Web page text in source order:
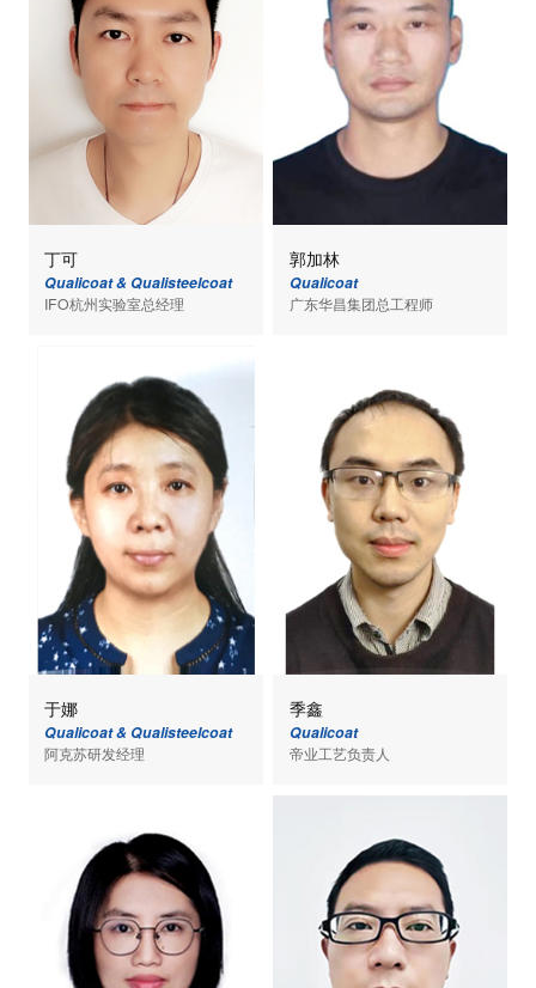
丁可
Qualicoat & Qualisteelcoat
IFO杭州实验室总经理
郭加林
Qualicoat
广东华昌集团总工程师
于娜
Qualicoat & Qualisteelcoat
阿克苏研发经理
季鑫
Qualicoat
帝业工艺负责人